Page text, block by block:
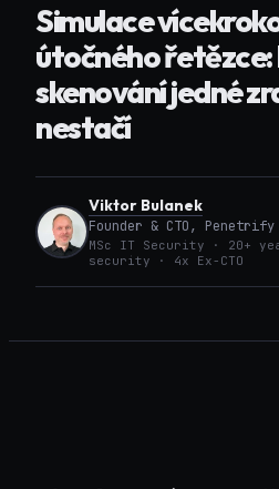
Simulace
útočného řetězce:
skenování jedné
nestačí
Viktor Bulanek
Founder & CTO, Penetrify
MSc IT Security · 20+
security · 4x Ex-CTO